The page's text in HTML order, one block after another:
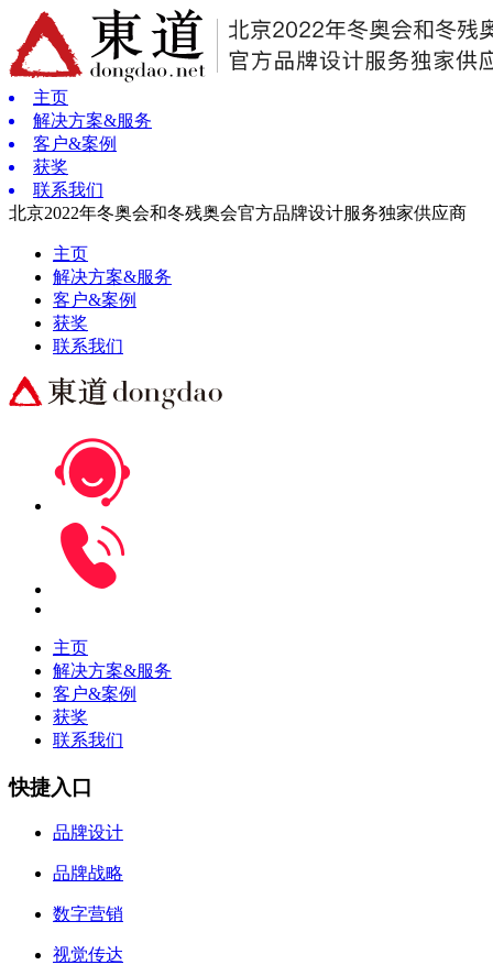
主页
解决方案&服务
客户&案例
获奖
联系我们
北京2022年冬奥会和冬残奥会官方品牌设计服务独家供应商
主页
解决方案&服务
客户&案例
获奖
联系我们
主页
解决方案&服务
客户&案例
获奖
联系我们
快捷入口
品牌设计
品牌战略
数字营销
视觉传达